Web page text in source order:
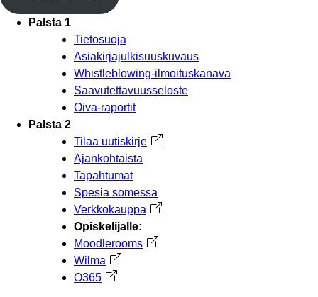
Palsta 1
Tietosuoja
Asiakirjajulkisuuskuvaus
Whistleblowing-ilmoituskanava
Saavutettavuusseloste
Oiva-raportit
Palsta 2
Tilaa uutiskirje Avautuu uuteen välilehteen
Ajankohtaista
Tapahtumat
Spesia somessa
Verkkokauppa Avautuu uuteen välilehteen
Opiskelijalle:
Moodlerooms Avautuu uuteen välilehteen
Wilma Avautuu uuteen välilehteen
O365 Avautuu uuteen välilehteen